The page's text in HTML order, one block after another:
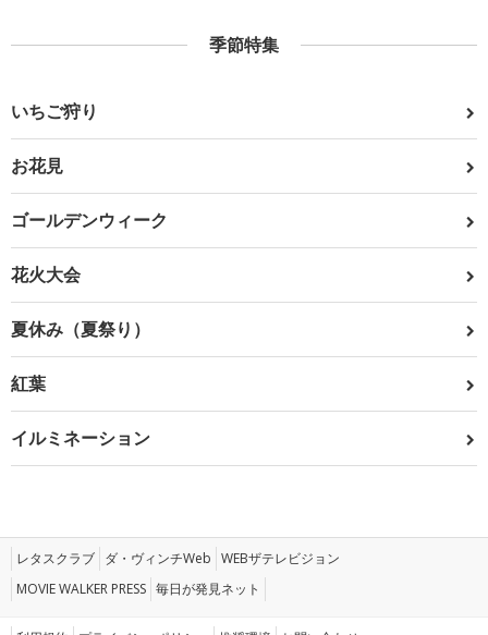
季節特集
いちご狩り
お花見
ゴールデンウィーク
花火大会
夏休み（夏祭り）
紅葉
イルミネーション
レタスクラブ ダ・ヴィンチWeb WEBザテレビジョン
MOVIE WALKER PRESS 毎日が発見ネット